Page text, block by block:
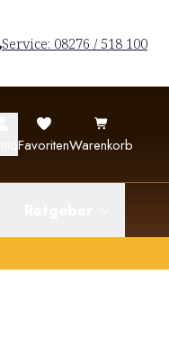
Service: 08276 / 518 100
FavoritenWarenkorb